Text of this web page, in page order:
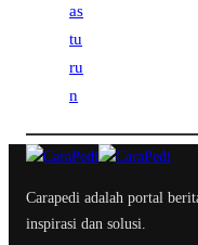
Carapedi adalah portal
inspirasi dan solusi.